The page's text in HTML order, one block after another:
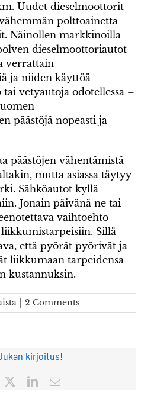
Uudet dieselmoottorit
polttoainetta
Näinollen markkinoilla
dieselmoottoriautot
verrattain
ja niiden käyttöä
tai vetyautoja odotellessa –
päästöjä nopeasti ja
päästöjen vähentämistä
mutta asiassa täytyy
Sähköautot kyllä
Jonain päivänä ne tai
vaihtoehto
Sillä
että pyörät pyörivät ja
liikkumaan tarpeidensa
kustannuksin.
2 Comments
kirjoitus!
LinkedInSähköposti